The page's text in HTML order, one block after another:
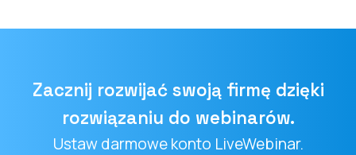
Zacznij rozwijać swoją firmę dzięki
rozwiązaniu do webinarów.
Ustaw darmowe konto LiveWebinar.